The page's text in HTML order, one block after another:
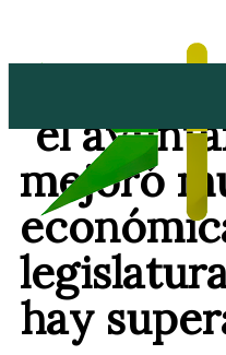
"el
mejoró
hay